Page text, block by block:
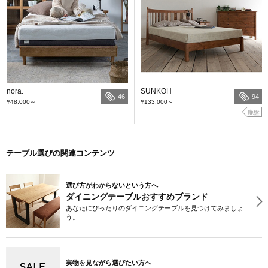
nora.
¥48,000～
46
SUNKOH
¥133,000～
94
廃盤
テーブル選びの関連コンテンツ
選び方がわからないという方へ
ダイニングテーブルおすすめブランド
あなたにぴったりのダイニングテーブルを見つけてみましょ
う。
実物を見ながら選びたい方へ